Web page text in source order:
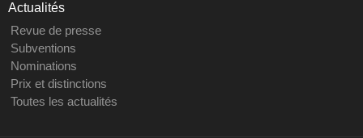
Actualités
Revue de presse
Subventions
Nominations
Prix et distinctions
Toutes les actualités